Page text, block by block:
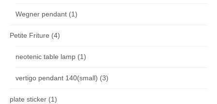
Wegner pendant (1)
Petite Friture (4)
neotenic table lamp (1)
vertigo pendant 140(small) (3)
plate sticker (1)